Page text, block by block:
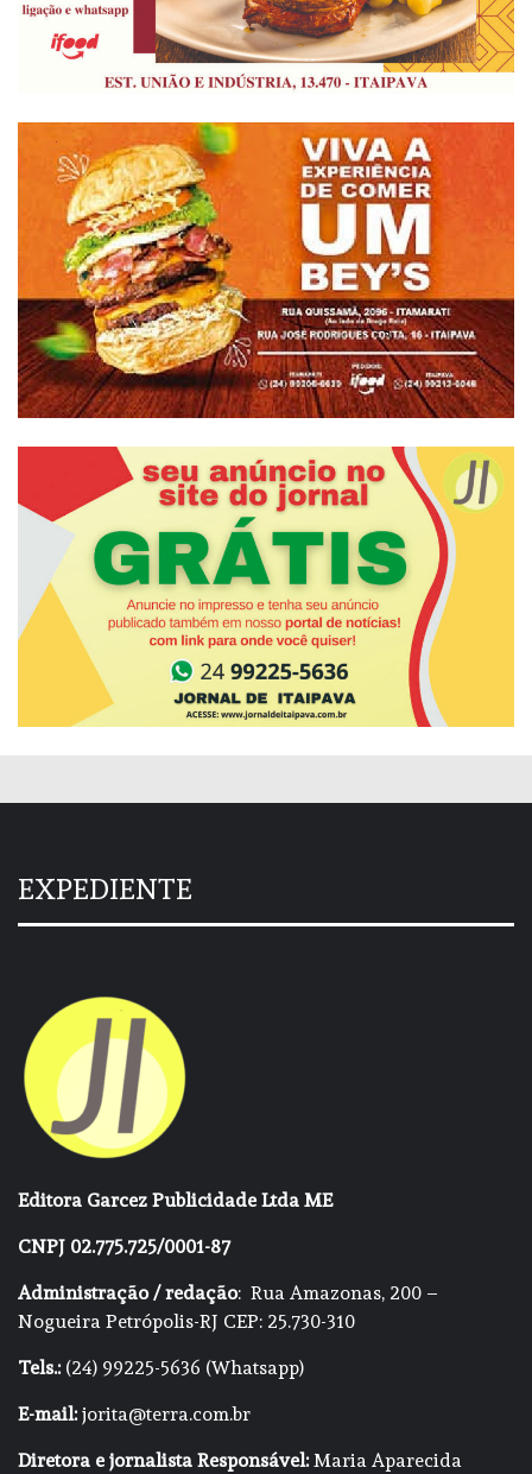
EXPEDIENTE
Editora Garcez Publicidade Ltda ME
CNPJ 02.775.725/0001-87
Administração / redação: Rua Amazonas, 200 –
Nogueira Petrópolis-RJ CEP: 25.730-310
Tels.:(24) 99225-5636 (Whatsapp)
E-mail:jorita@terra.com.br
Diretora e jornalista Responsável:Maria Aparecida